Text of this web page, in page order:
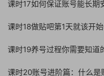
课时17如何保证账号能长期
课时18做贴吧第1天就该开
课时19养号过程你需要知道
课时20账号进阶篇：什么